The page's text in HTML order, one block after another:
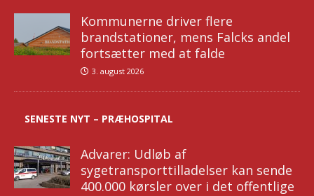
Kommunerne driver flere
brandstationer, mens Falcks andel
fortsætter med at falde
3. august 2026
SENESTE NYT – PRÆHOSPITAL
Advarer: Udløb af
sygetransporttilladelser kan sende
400.000 kørsler over i det offentlige